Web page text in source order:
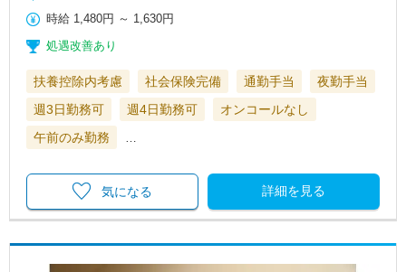
時給 1,480円 ～ 1,630円
処遇改善あり
扶養控除内考慮 社会保険完備 通勤手当
夜勤手当
週3日勤務可
週4日勤務可
オンコールなし
午前のみ勤務
…
詳細を見る
気になる